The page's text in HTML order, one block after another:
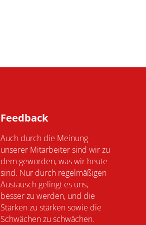
Feedback
Auch durch die Mei­nung
unserer Mit­ar­bei­ter sind wir zu
dem ge­wor­den, was wir heute
sind. Nur durch regel­mäßi­gen
Aus­tausch gelingt es uns,
besser zu werden, und die
Stär­ken zu stär­ken sowie die
Schwä­chen zu schwächen.